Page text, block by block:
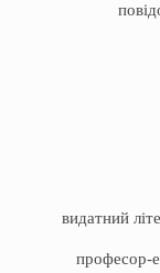
видатний
професор-